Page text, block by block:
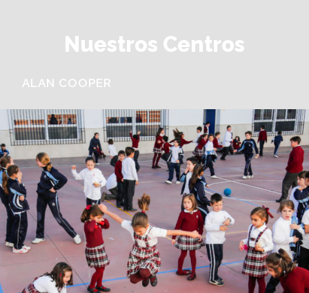
Nuestros Centros
ALAN COOPER